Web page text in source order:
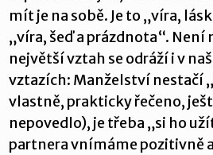
mít je na sobě. Je to „víra,
„víra, šeď a prázdnota“. Není
největší vztah se odráží i v
vztazích: Manželství nestačí
vlastně, prakticky řečeno,
nepovedlo), je třeba „si ho
partnera vnímáme pozitivně